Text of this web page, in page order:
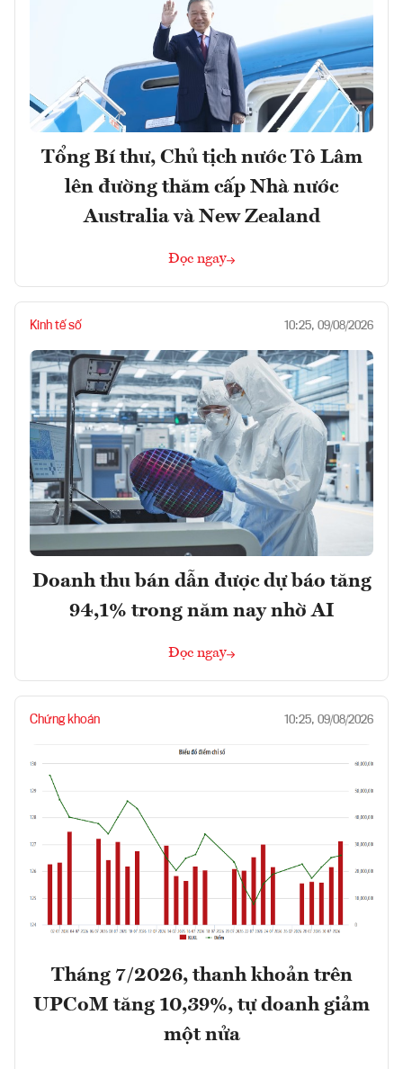
Tổng Bí thư, Chủ tịch nước Tô Lâm
lên đường thăm cấp Nhà nước
Australia và New Zealand
Đọc ngay
Kinh tế số 10:25, 09/08/2026
Doanh thu bán dẫn được dự báo tăng
94,1% trong năm nay nhờ AI
Đọc ngay
Chứng khoán 10:25, 09/08/2026
Tháng 7/2026, thanh khoản trên
UPCoM tăng 10,39%, tự doanh giảm
một nửa